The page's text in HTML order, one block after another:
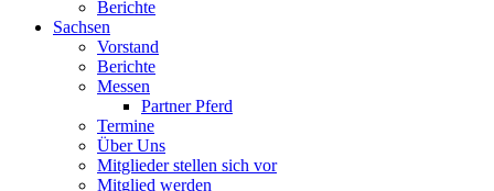
Berichte
Sachsen
Vorstand
Berichte
Messen
Partner Pferd
Termine
Über Uns
Mitglieder stellen sich vor
Mitglied werden